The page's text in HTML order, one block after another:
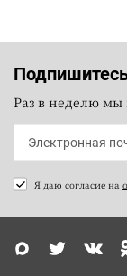
Раз в неделю
Я даю согласие на